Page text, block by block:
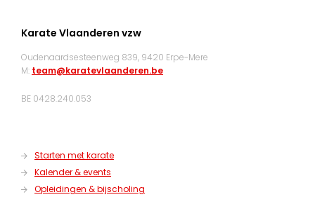
Karate Vlaanderen vzw
Oudenaardsesteenweg 839, 9420 Erpe-Mere
M: team@karatevlaanderen.be
BE 0428.240.053
Starten met karate
Kalender & events
Opleidingen & bijscholing